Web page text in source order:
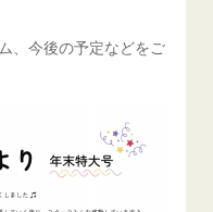
、今後の予定などをご